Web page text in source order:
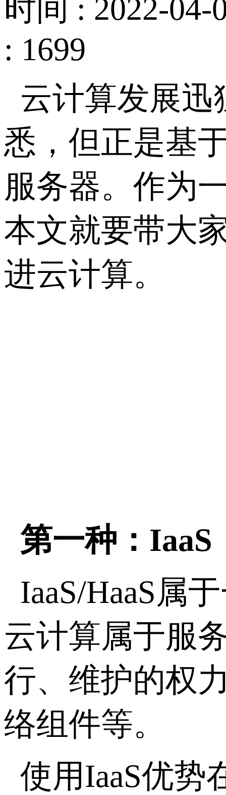
时间 : 2022-04-
: 1699
云计算发展
悉，但正是基
服务器。作为
本文就要带大
进云计算。
第一种：IaaS
IaaS/HaaS属
云计算属于服
行、维护的权
络组件等。
使用IaaS优势